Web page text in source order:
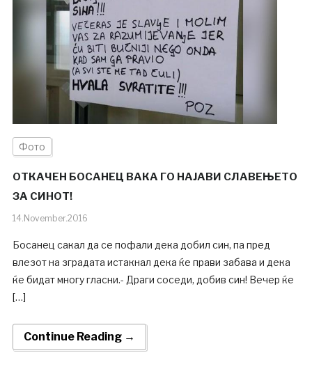
Фото
ОТКАЧЕН БОСАНЕЦ ВАКА ГО НАЈАВИ СЛАВЕЊЕТО
ЗА СИНОТ!
14.November.2016
Босанец сакал да се пофали дека добил син, па пред
влезот на зградата истакнал дека ќе прави забава и дека
ќе бидат многу гласни.- Драги соседи, добив син! Вечер ќе
[…]
Continue Reading →